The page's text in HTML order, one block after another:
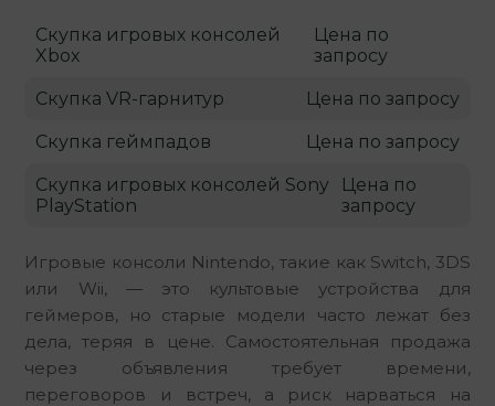
Игровые консоли Nintendo, такие как Switch, 3DS
или Wii, — это культовые устройства для
геймеров, но старые модели часто лежат без
дела, теряя в цене. Самостоятельная продажа
через объявления требует времени,
переговоров и встреч, а риск нарваться на
Скупка игровых консолей
Xbox
Цена по
запросу
Скупка VR-гарнитур Цена по запросу
Скупка геймпадов Цена по запросу
Скупка игровых консолей Sony
PlayStation
Цена по
запросу